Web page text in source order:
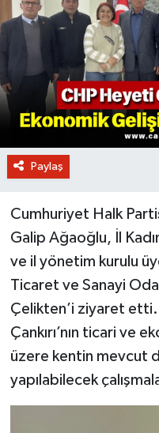
Paylaş
Cumhuriyet Halk
Galip Ağaoğlu, İl
ve il yönetim kurulu
Ticaret ve Sanayi
Çelikten’i ziyaret
Çankırı’nın ticari ve
üzere kentin mevcut
yapılabilecek